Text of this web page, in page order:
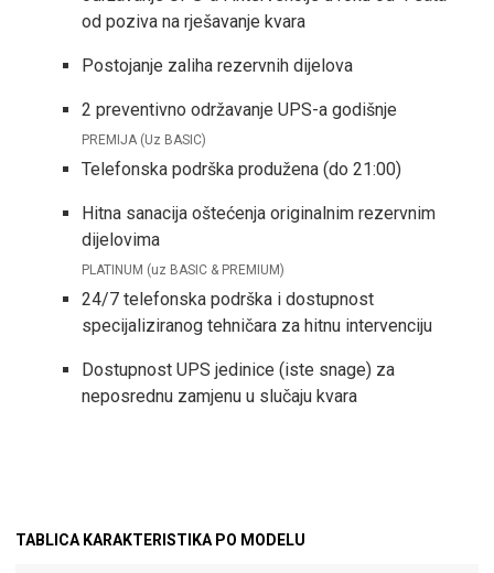
od poziva na rješavanje kvara
Postojanje zaliha rezervnih dijelova
2 preventivno održavanje UPS-a godišnje
PREMIJA (Uz BASIC)
Telefonska podrška produžena (do 21:00)
Hitna sanacija oštećenja originalnim rezervnim
dijelovima
PLATINUM (uz BASIC & PREMIUM)
24/7 telefonska podrška i dostupnost
specijaliziranog tehničara za hitnu intervenciju
Dostupnost UPS jedinice (iste snage) za
neposrednu zamjenu u slučaju kvara
TABLICA KARAKTERISTIKA PO MODELU